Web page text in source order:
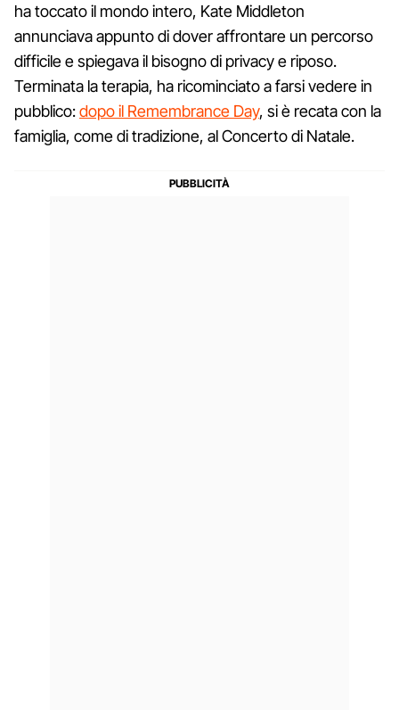
ha toccato il mondo intero, Kate Middleton
annunciava appunto di dover affrontare un percorso
difficile e spiegava il bisogno di privacy e riposo.
Terminata la terapia, ha ricominciato a farsi vedere in
pubblico:dopo il Remembrance Day, si è recata con la
famiglia, come di tradizione, al Concerto di Natale.